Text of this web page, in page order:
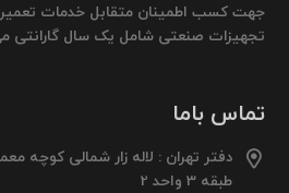
جهت کسب اطمینان متقابل خدمات
تجهیزات صنعتی شامل یک سال گارانتی
تماس باما
دفتر تهران : لاله زار شمالی کوچه
طبقه 3 واحد 2